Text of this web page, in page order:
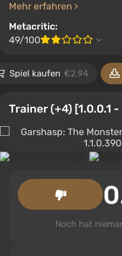
Mehr erfahren
Metacritic:
49/100
Spiel kaufen €2.94
Trainer (+4) [1.0.0.1
Noch hat